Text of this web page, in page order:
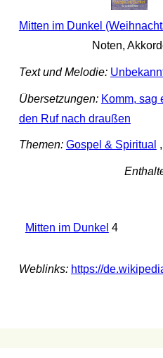
Mitten im Dunkel
Noten,
Text und Melodie:
Übersetzungen: Komm, sag
den Ruf nach draußen
Themen: Gospel & Spiritual ,
Mitten im Dunkel 4
Weblinks: https://